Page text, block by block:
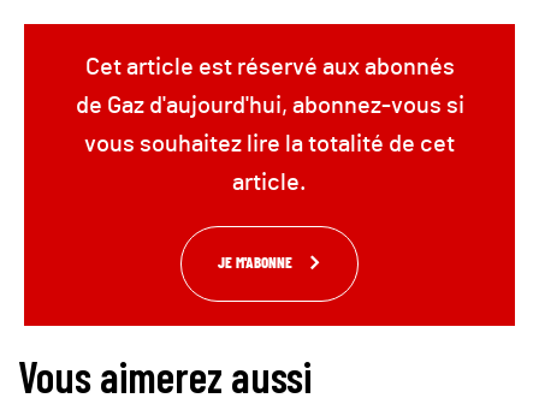
Cet article est réservé aux abonnés
de Gaz d'aujourd'hui, abonnez-vous si
vous souhaitez lire la totalité de cet
article.
JE M'ABONNE
Vous aimerez aussi